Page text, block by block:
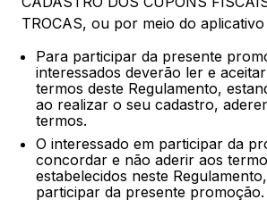
TROCAS, ou por meio do aplicativo
Para participar da presente
interessados deverão ler e
termos deste Regulamento,
ao realizar o seu cadastro,
termos.
O interessado em participar da
concordar e não aderir aos
estabelecidos neste
participar da presente promoção.